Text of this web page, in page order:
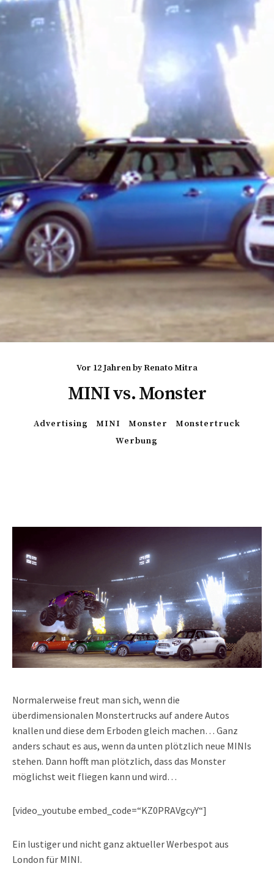
vor 12 JahrenbyRenato Mitra
MINI vs. Monster
Advertising MINI Monster
Monstertruck
Werbung
Normalerweise freut man sich, wenn die
überdimensionalen Monstertrucks auf andere Autos
knallen und diese dem Erboden gleich machen… Ganz
anders schaut es aus, wenn da unten plötzlich neue MINIs
stehen. Dann hofft man plötzlich, dass das Monster
möglichst weit fliegen kann und wird…
[video_youtube embed_code=“KZ0PRAVgcyY“]
Ein lustiger und nicht ganz aktueller Werbespot aus
London für MINI.